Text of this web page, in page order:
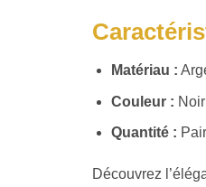
Matériau :
Couleur :
Quantité :
Découvrez